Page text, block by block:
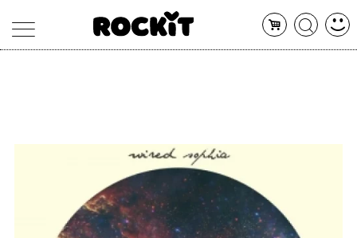
ARTISTI
CONCERTI
RADIO